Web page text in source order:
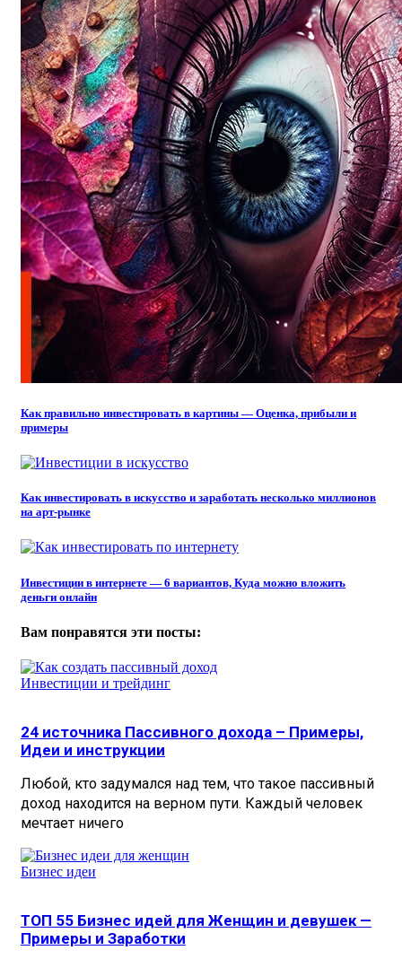
Как правильно инвестировать в картины — Оценка, прибыли и
примеры
Как инвестировать в искусство и заработать несколько миллионов
на арт-рынке
Инвестиции в интернете — 6 вариантов, Куда можно вложить
деньги онлайн
Вам понравятся эти посты:
Инвестиции и трейдинг
24 источника Пассивного дохода – Примеры,
Идеи и инструкции
Любой, кто задумался над тем, что такое пассивный
доход находится на верном пути. Каждый человек
мечтает ничего
Бизнес идеи
ТОП 55 Бизнес идей для Женщин и девушек —
Примеры и Заработки